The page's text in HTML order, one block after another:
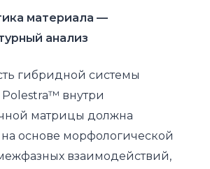
материала —
анализ
гибридной системы
внутри
матрицы должна
основе морфологической
взаимодействий,